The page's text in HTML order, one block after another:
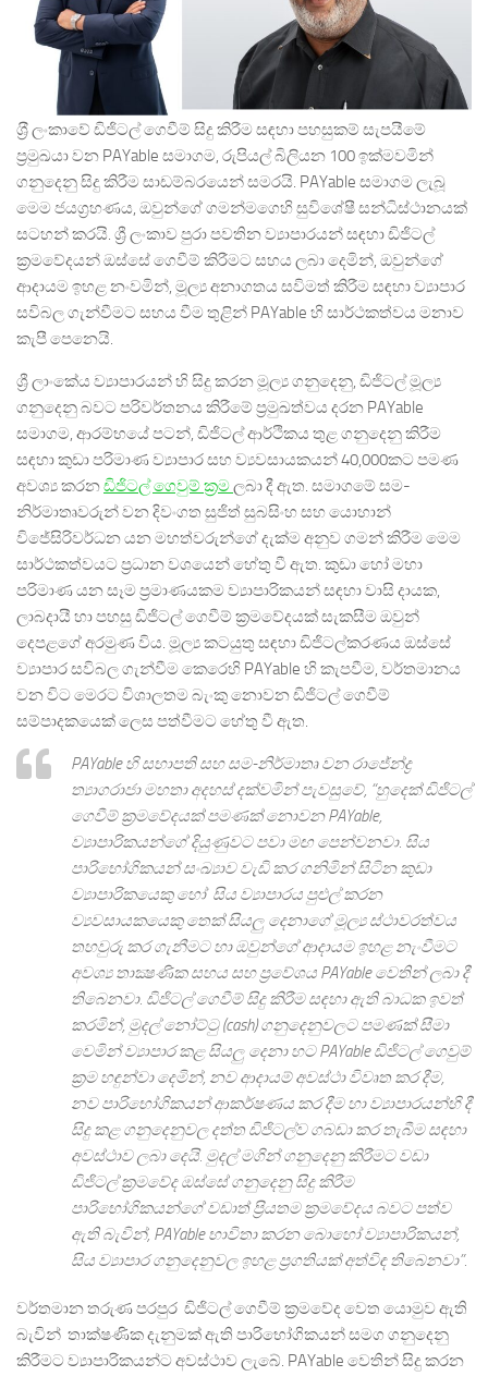
ශ‍්‍රී ලංකාවේ ඩිජිටල් ගෙවීම් සිදු කිරීම සඳහා පහසුකම් සැපයීමේ
ප්‍රමුඛයා වන PAYable සමාගම, රුපියල් බිලියන 100 ඉක්මවමින්
ගනුදෙනු සිදු කිරීම සාඩම්බරයෙන් සමරයි. PAYable සමාගම ලැබූ
මෙම ජයග්‍රහණය, ඔවුන්ගේ ගමන්මගෙහි සුවිශේෂී සන්ධිස්ථානයක්
සටහන් කරයි. ශ්‍රී ලංකාව පුරා පවතින ව්‍යාපාරයන් සඳහා ඩිජිටල්
ක්‍රමවේදයන් ඔස්සේ ගෙවීම් කිරීමට සහය ලබා දෙමින්, ඔවුන්ගේ
ආදායම ඉහළ නංවමින්, මූල්‍ය අනාගතය සවිමත් කිරීම සඳහා ව්‍යාපාර
සවිබල ගැන්වීමට සහය වීම තුළින් PAYable හි සාර්ථකත්වය මනාව
කැපී පෙනෙයි.
ශ්‍රී ලාංකේය ව්‍යාපාරයන් හි සිදු කරන මූල්‍ය ගනුදෙනු, ඩිජිටල් මූල්‍ය
ගනුදෙනු බවට පරිවර්තනය කිරීමේ ප්‍රමුඛත්වය දරන PAYable
සමාගම, ආරම්භයේ පටන්, ඩිජිටල් ආර්ථිකය තුළ ගනුදෙනු කිරීම
සඳහා කුඩා පරිමාණ ව්‍යාපාර සහ ව්‍යවසායකයන් 40,000කට පමණ
අවශ්‍ය කරනඩිජිටල් ගෙවුම් ක්‍රමලබා දී ඇත. සමාගමේ සම-
නිර්මාතෘවරුන් වන දිවංගත සුජිත් සුබසිංහ සහ යොහාන්
විජේසිරිවර්ධන යන මහත්වරුන්ගේ දැක්ම අනුව ගමන් කිරීම මෙම
සාර්ථකත්වයට ප්‍රධාන වශයෙන් හේතු වී ඇත. කුඩා හෝ මහා
පරිමාණ යන සෑම ප්‍රමාණයකම ව්‍යාපාරිකයන් සඳහා වාසි දායක,
ලාබදායී හා පහසු ඩිජිටල් ගෙවීම් ක්‍රමවේදයක් සැකසීම ඔවුන්
දෙපළගේ අරමුණ විය. මූල්‍ය කටයුතු සඳහා ඩිජිටල්කරණය ඔස්සේ
ව්‍යාපාර සවිබල ගැන්වීම කෙරෙහි PAYable හි කැපවීම, වර්තමානය
වන විට මෙරට විශාලතම බැංකු නොවන ඩිජිටල් ගෙවීම්
සම්පාදකයෙක් ලෙස පත්වීමට හේතු වී ඇත.
PAYable හි සභාපති සහ සම-නිර්මාතෘ වන රාජේන්ද්‍ර
ත්‍යාගරාජා මහතා අදහස් දක්වමින් පැවසුවේ, “හුදෙක් ඩිජිටල්
ගෙවීම් ක්‍රමවේදයක් පමණක් නොවන PAYable,
ව්‍යාපාරිකයන්ගේ දියුණුවට පවා මඟ පෙන්වනවා. සිය
පාරිභෝගිකයන් සංඛ්‍යාව වැඩි කර ගනිමින් සිටින කුඩා
ව්‍යාපාරිකයෙකු හෝ සිය ව්‍යාපාරය පුළුල් කරන
ව්‍යවසායකයෙකු තෙක් සියලු දෙනාගේ මූල්‍ය ස්ථාවරත්වය
තහවුරු කර ගැනීමට හා ඔවුන්ගේ ආදායම ඉහළ නැංවීමට
අවශ්‍ය තාක්‍ෂණික සහය සහ ප්‍රවේශය PAYable වෙතින් ලබා දී
තිබෙනවා. ඩිජිටල් ගෙවීම් සිදු කිරීම සඳහා ඇති බාධක ඉවත්
කරමින්, මුදල් නෝට්ටු (cash) ගනුදෙනුවලට පමණක් සීමා
වෙමින් ව්‍යාපාර කළ සියලු දෙනා හට PAYable ඩිජිටල් ගෙවුම්
ක්‍රම හඳුන්වා දෙමින්, නව ආදායම් අවස්ථා විවෘත කර දීම,
නව පාරිභෝගිකයන් ආකර්ෂණය කර දීම හා ව්‍යාපාරයන්හි දී
සිදු කළ ගනුදෙනුවල දත්ත ඩිජිටල්ව ගබඩා කර තැබීම සඳහා
අවස්ථාව ලබා දෙයි. මුදල් මගින් ගනුදෙනු කිරීමට වඩා
ඩිජිටල් ක්‍රමවේද ඔස්සේ ගනුදෙනු සිදු කිරීම
පාරිභෝගිකයන්ගේ වඩාත් ප්‍රියතම ක්‍රමවේදය බවට පත්ව
ඇති බැවින්, PAYable භාවිතා කරන බොහෝ ව්‍යාපාරිකයන්,
සිය ව්‍යාපාර ගනුදෙනුවල ඉහළ ප්‍රගතියක් අත්විඳ තිබෙනවා”.
වර්තමාන තරුණ පරපුර ඩිජිටල් ගෙවීම් ක්‍රමවේද වෙත යොමුව ඇති
බැවින් තාක්ෂණික දැනුමක් ඇති පාරිභෝගිකයන් සමග ගනුදෙනු
කිරීමට ව්‍යාපාරිකයන්ට අවස්ථාව ලැබේ. PAYable වෙතින් සිදු කරන